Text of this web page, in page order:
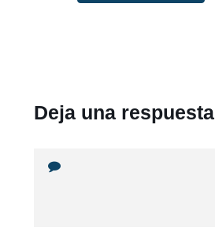
Deja una respuesta